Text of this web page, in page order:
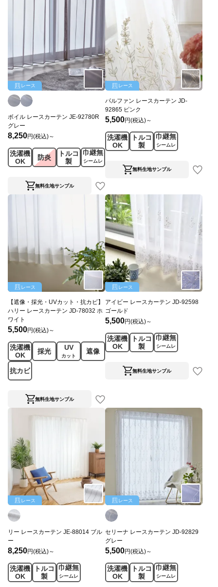
レース
ボイル レースカーテン JE-92780R
グレー
8,250円(税込)～
洗濯機
OK
防炎
トルコ
製
巾継無
シームレ
ス
無料生地サンプル
レース
パルファン レースカーテン JD-
92865 ピンク
5,500円(税込)～
洗濯機
OK
トルコ
製
巾継無
シームレ
ス
無料生地サンプル
レース
【遮像・採光・UVカット・抗カビ】
ハリー レースカーテン JD-78032 ホ
ワイト
5,500円(税込)～
洗濯機
OK
採光 UV
カット
遮像
抗カビ
無料生地サンプル
レース
アイビー レースカーテン JD-92598
ゴールド
5,500円(税込)～
洗濯機
OK
トルコ
製
巾継無
シームレ
ス
無料生地サンプル
レース
リー レースカーテン JE-88014 ブル
ー
8,250円(税込)～
洗濯機
OK
トルコ
製
巾継無
シームレ
ス
レース
セリーナ レースカーテン JD-92829
グレー
5,500円(税込)～
洗濯機
OK
トルコ
製
巾継無
シームレ
ス